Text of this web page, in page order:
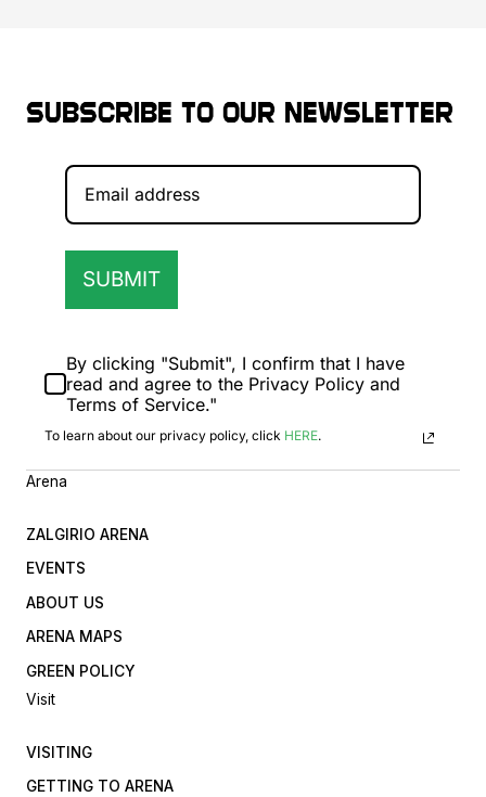
Subscribe to our newsletter
SUBMIT
By clicking "Submit", I confirm that I have
read and agree to the Privacy Policy and
Terms of Service."
To learn about our privacy policy, click HERE.
Arena
ZALGIRIO ARENA
EVENTS
ABOUT US
ARENA MAPS
GREEN POLICY
Visit
VISITING
GETTING TO ARENA